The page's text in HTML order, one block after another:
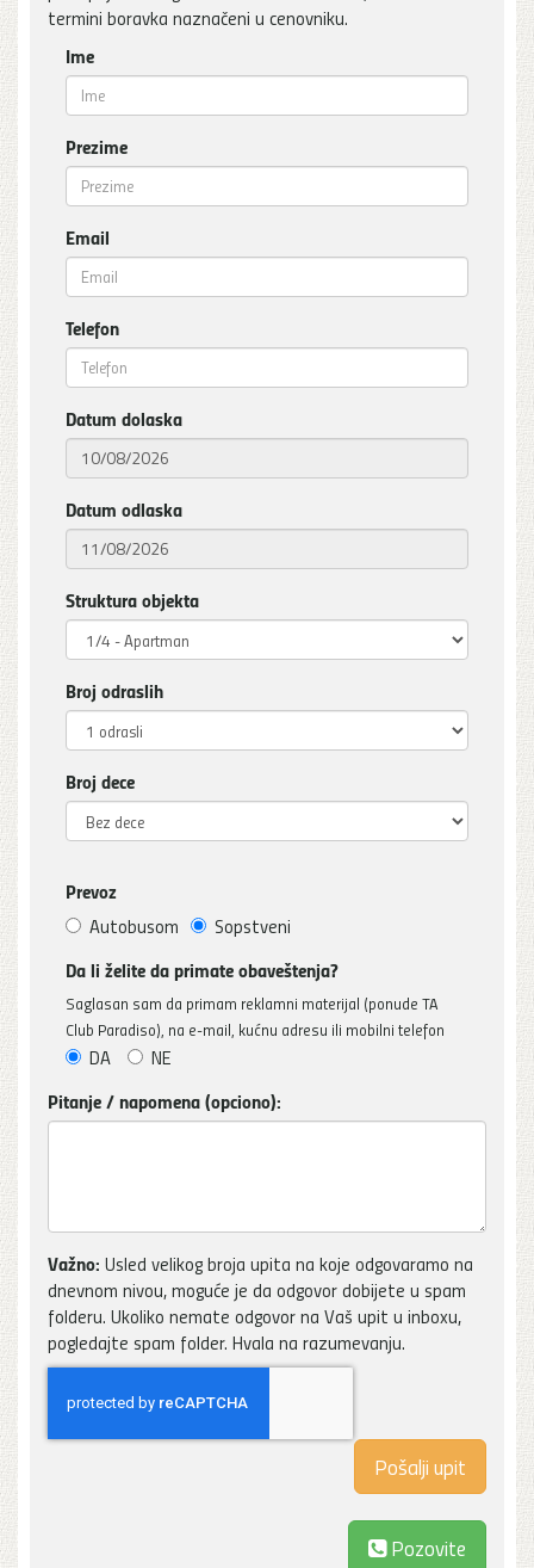
termini boravka naznačeni u cenovniku.
Ime
Prezime
Email
Telefon
Datum dolaska
Datum odlaska
Struktura objekta
Broj odraslih
Broj dece
Prevoz
Autobusom Sopstveni
Da li želite da primate obaveštenja?
Saglasan sam da primam reklamni materijal (ponude TA
Club Paradiso), na e-mail, kućnu adresu ili mobilni telefon
DA NE
Pitanje / napomena (opciono):
Važno: Usled velikog broja upita na koje odgovaramo na
dnevnom nivou, moguće je da odgovor dobijete u spam
folderu. Ukoliko nemate odgovor na Vaš upit u inboxu,
pogledajte spam folder. Hvala na razumevanju.
Pozovite